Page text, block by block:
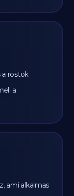
a rostok
a
ami alkalmas